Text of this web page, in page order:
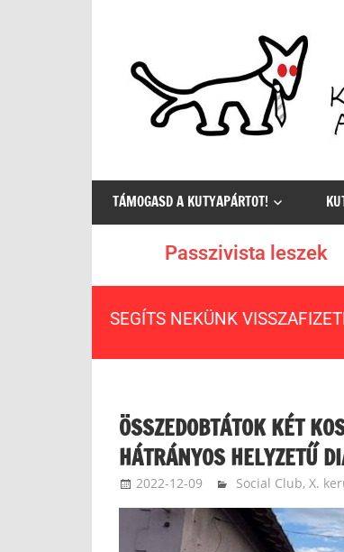
egyetlen
értelmes
választás
TÁMOGASD A KUTYAPÁRTOT!
Passzivista leszek
SEGÍTS NEKÜNK
ÖSSZEDOBTÁTOK KÉT
HÁTRÁNYOS HELYZETŰ
2022-12-09 langdavid
Social Club,X.